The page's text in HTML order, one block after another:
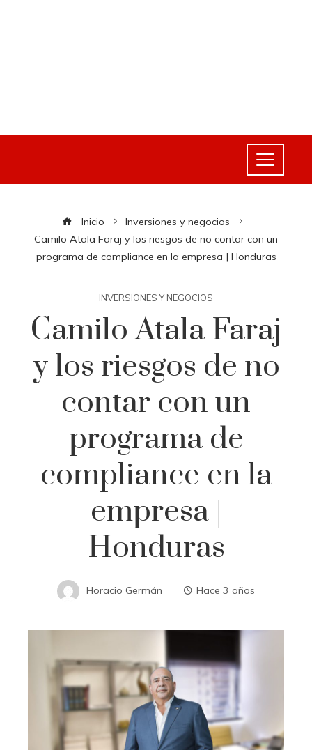
Inicio
Inversiones y negocios
Camilo Atala Faraj y los riesgos de no contar con un
programa de compliance en la empresa | Honduras
INVERSIONES Y NEGOCIOS
Camilo Atala Faraj
y los riesgos de no
contar con un
programa de
compliance en la
empresa |
Honduras
Horacio Germán Hace 3 años